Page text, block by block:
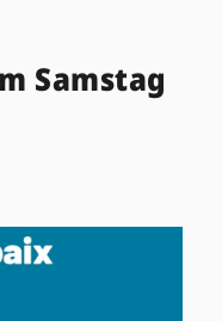
Samstag